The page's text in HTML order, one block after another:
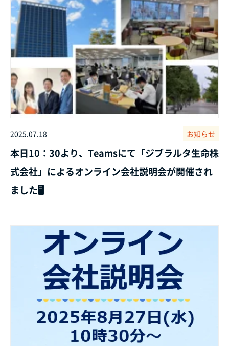
2025.07.18 お知らせ
本日10：30より、Teamsにて「ジブラルタ生命株
式会社」によるオンライン会社説明会が開催され
ました🖥️